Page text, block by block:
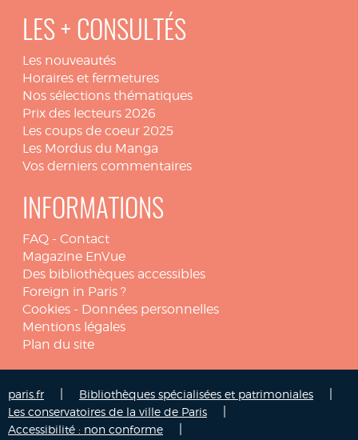
LES + CONSULTÉS
Les nouveautés
Horaires et fermetures
Nos sélections thématiques
Prix des lecteurs 2026
Les coups de coeur 2025
Les Mordus du Manga
Vos derniers commentaires
INFORMATIONS
FAQ - Contact
Magazine EnVue
Des bibliothèques accessibles
Foreign in Paris ?
Cookies - Données personnelles
Mentions légales
Plan du site
paris.fr Bibliothèques spécialisées et patrimoniales
Les conservatoires de la ville de Paris
Accessibilité : non conforme